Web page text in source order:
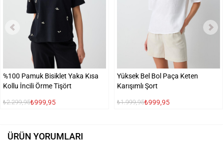
%100 Pamuk Bisiklet Yaka Kısa
Kollu İncili Örme Tişört
₺2.299,95₺999,95
Yüksek Bel Bol Paça Keten
Karışımlı Şort
₺1.999,95₺999,95
ÜRÜN YORUMLARI